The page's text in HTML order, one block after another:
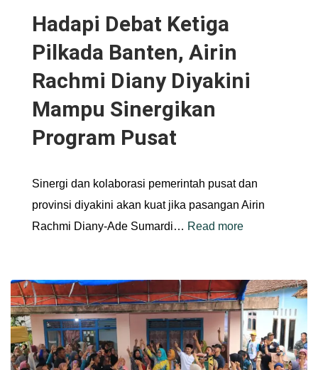
Hadapi Debat Ketiga
Pilkada Banten, Airin
Rachmi Diany Diyakini
Mampu Sinergikan
Program Pusat
Sinergi dan kolaborasi pemerintah pusat dan
provinsi diyakini akan kuat jika pasangan Airin
Rachmi Diany-Ade Sumardi… Read more